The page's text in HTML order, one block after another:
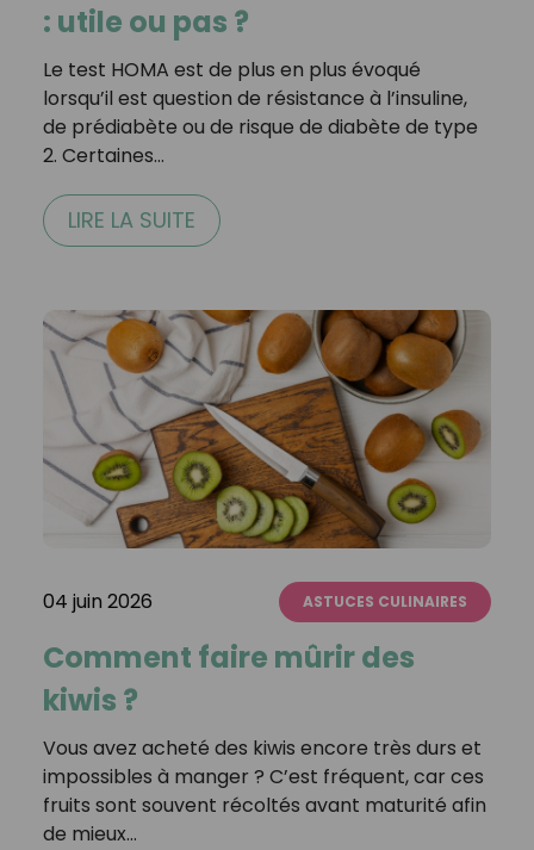
: utile ou pas ?
Le test HOMA est de plus en plus évoqué
lorsqu’il est question de résistance à l’insuline,
de prédiabète ou de risque de diabète de type
2. Certaines…
LIRE LA SUITE
04 juin 2026 ASTUCES CULINAIRES
Comment faire mûrir des
kiwis ?
Vous avez acheté des kiwis encore très durs et
impossibles à manger ? C’est fréquent, car ces
fruits sont souvent récoltés avant maturité afin
de mieux…